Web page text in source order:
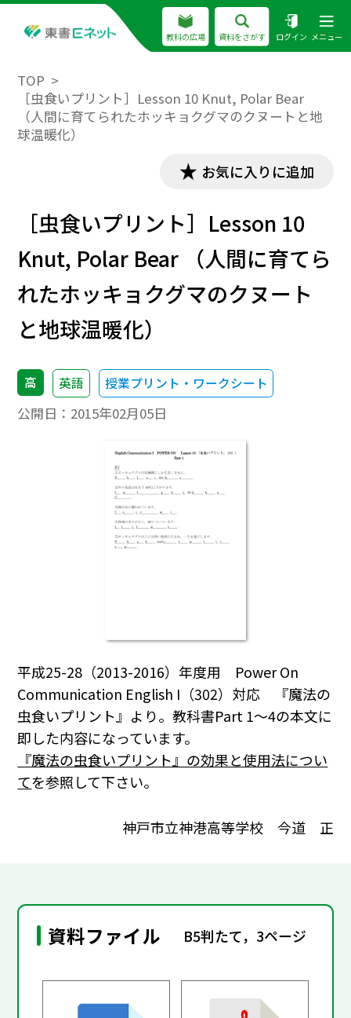
教科の広場 資料をさがす ログイン メニュー
TOP
［虫食いプリント］Lesson 10 Knut, Polar Bear
（人間に育てられたホッキョクグマのクヌートと地
球温暖化）
お気に入りに追加
［虫食いプリント］Lesson 10
Knut, Polar Bear （人間に育てら
れたホッキョクグマのクヌート
と地球温暖化）
高 英語 授業プリント・ワークシート
公開日： 2015年02月05日
平成25-28（2013-2016）年度用 Power On
Communication English I（302）対応 『魔法の
虫食いプリント』より。教科書Part 1～4の本文に
即した内容になっています。
『魔法の虫食いプリント』の効果と使用法につい
てを参照して下さい。
神戸市立神港高等学校 今道 正
資料ファイル B5判たて，3ページ